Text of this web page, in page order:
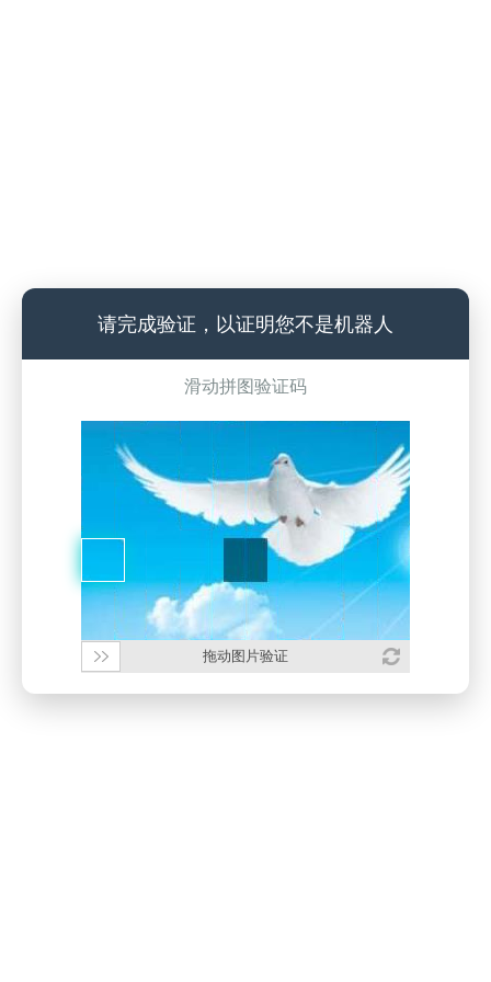
请完成验证，以证明您不是机器人
滑动拼图验证码
拖动图片验证